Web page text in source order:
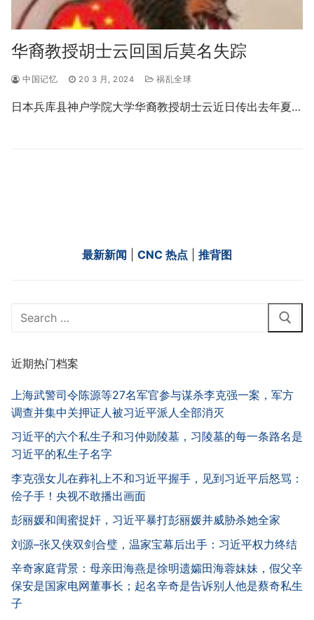
华裔教授胡士云回国后莫名失踪
中国记忆 20 3 月, 2024 祸乱全球
日本兵库县神户学院大学华裔教授胡士云近日传出去年夏…
最新新闻 CNC 热点 推背图
Search
近期热门档案
上海武警司令陈源等27名军官参与谋杀李克强一案，军方
调查并集中关押证人被习近平派人全部消灭
习近平的六个私生子和习仲勋陵墓，习陵墓的每一条路名是
习近平的私生子名字
李克强女儿在葬礼上不和习近平握手，见到习近平后怒骂：
侩子手！央视不敢播出画面
彭丽媛和闺蜜捉奸，习近平暴打彭丽媛并威胁杀她全家
刘源–张又侠双剑合璧，温家宝幕后出手：习近平权力终结
辛奇家庭背景：母亲田海燕是徐明遗孀田海蓉妹妹，假父辛
保安是国家电网董事长；起名辛奇是告诉别人他是蔡奇私生
子